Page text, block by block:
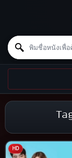
Search for:
Skip to content
HD